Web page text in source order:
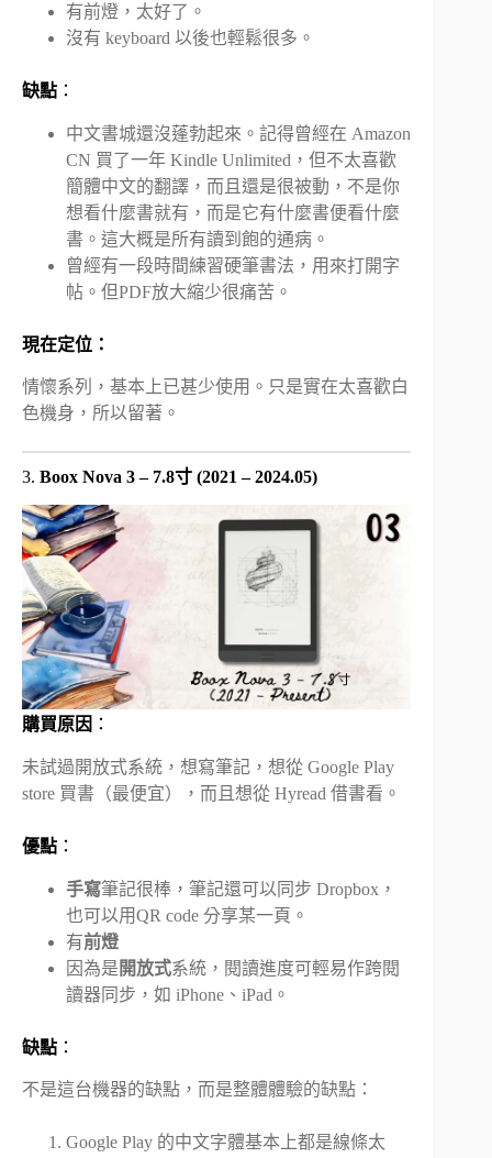
有前燈，太好了。
沒有 keyboard 以後也輕鬆很多。
缺點 ：
中文書城還沒蓬勃起來。記得曾經在 Amazon
CN 買了一年 Kindle Unlimited，但不太喜歡
簡體中文的翻譯，而且還是很被動，不是你
想看什麼書就有，而是它有什麼書便看什麼
書。這大概是所有讀到飽的通病。
曾經有一段時間練習硬筆書法，用來打開字
帖。但PDF放大縮少很痛苦。
現在定位：
情懷系列，基本上已甚少使用。只是實在太喜歡白
色機身，所以留著。
3. Boox Nova 3 – 7.8寸 (2021 – 2024.05)
購買原因 ：
未試過開放式系統，想寫筆記，想從 Google Play
store 買書（最便宜），而且想從 Hyread 借書看。
優點 ：
手寫筆記很棒，筆記還可以同步 Dropbox，
也可以用QR code 分享某一頁。
有前燈
因為是 開放式系統，閱讀進度可輕易作跨閱
讀器同步，如 iPhone、iPad。
缺點 ：
不是這台機器的缺點，而是整體體驗的缺點：
Google Play 的中文字體基本上都是線條太